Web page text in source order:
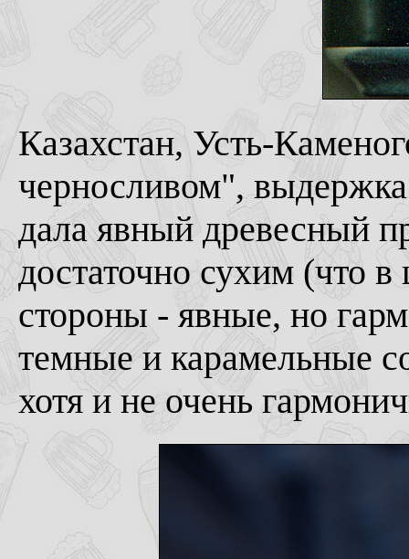
Казахстан, Усть-
черносливом",
дала явный древесный
достаточно сухим (что
стороны - явные, но
темные и карамельные
хотя и не очень